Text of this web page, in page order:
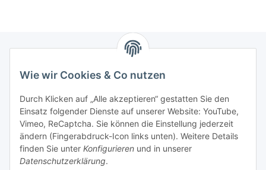
Wie wir Cookies & Co nutzen
Durch Klicken auf „Alle akzeptieren“ gestatten Sie den
Einsatz folgender Dienste auf unserer Website: YouTube,
Vimeo, ReCaptcha. Sie können die Einstellung jederzeit
ändern (Fingerabdruck-Icon links unten). Weitere Details
finden Sie unter Konfigurieren und in unserer
Datenschutzerklärung.
Zahlungsmöglichkeiten
Versandinformationen
Gesetzliche Informationen